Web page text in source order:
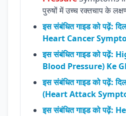
पुरुषों में उच्च रक्तचाप के
इस संबंधित गाइड को पढ़ें:
Heart Cancer
इस संबंधित गाइड को पढ़ें:
Blood Pressure) Ke
इस संबंधित गाइड को पढ़ें:
(Heart Attack
इस संबंधित गाइड को पढ़ें: